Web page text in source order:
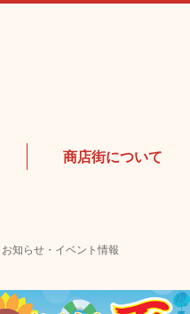
商店街について
お知らせ・イベント情報